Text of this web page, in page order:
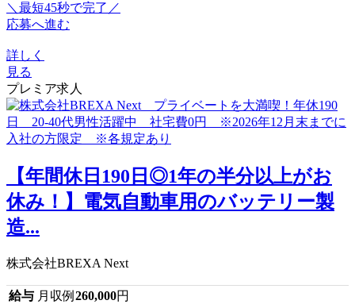
＼最短45秒で完了／
応募へ進む
詳しく
見る
プレミア求人
【年間休日190日◎1年の半分以上がお
休み！】電気自動車用のバッテリー製
造...
株式会社BREXA Next
給与 月収例 260,000円